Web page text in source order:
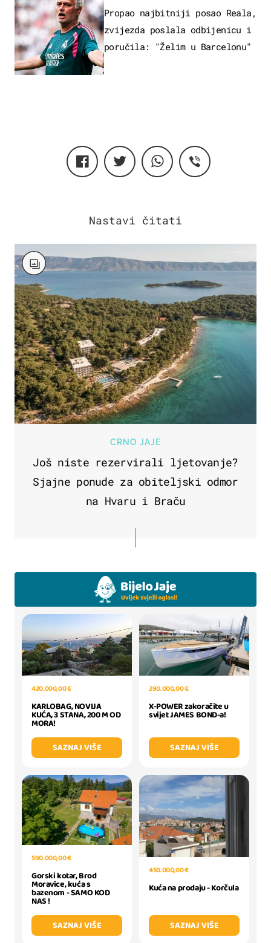
Propao najbitniji posao Reala,
zvijezda poslala odbijenicu i
poručila: "Želim u Barcelonu"
CRNO JAJE
Još niste rezervirali ljetovanje?
Sjajne ponude za obiteljski odmor
na Hvaru i Braču
420.000,00 €
KARLOBAG, NOVIJA
KUĆA, 3 STANA, 200 M OD
MORA!
SAZNAJ VIŠE
290.000,00 €
X-POWER zakoračite u
svijet JAMES BOND-a!
SAZNAJ VIŠE
590.000,00 €
Gorski kotar, Brod
Moravice, kuća s
bazenom - SAMO KOD
NAS !
SAZNAJ VIŠE
450.000,00 €
Kuća na prodaju - Korčula
SAZNAJ VIŠE